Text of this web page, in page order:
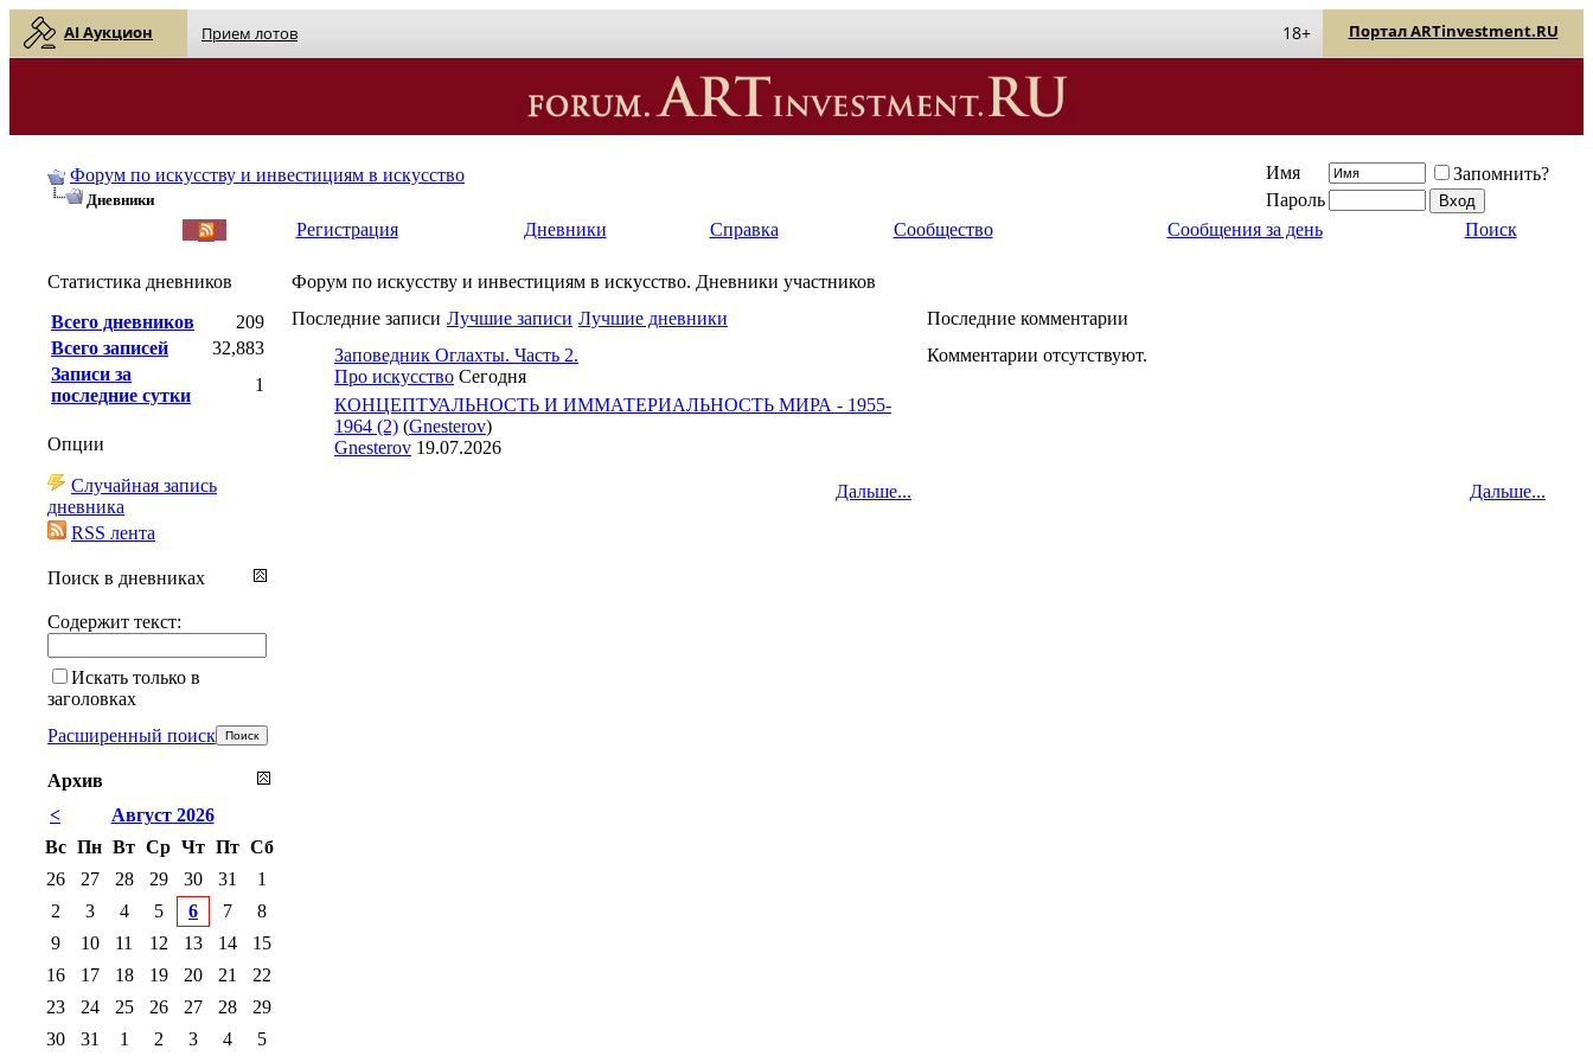
AI Аукцион Прием лотов Портал ARTinvestment.RU
18+
Форум по искусству и инвестициям в искусство
Дневники
Имя
Запомнить?
Пароль
Регистрация Дневники Справка Сообщество Сообщения за день Поиск
Форум по искусству и инвестициям в искусство. Дневники участников
Последние записи Лучшие записи Лучшие дневники
Последние комментарии
Заповедник Оглахты. Часть 2.
Про искусство Сегодня
КОНЦЕПТУАЛЬНОСТЬ И ИММАТЕРИАЛЬНОСТЬ МИРА - 1955-
1964 (2) (Gnesterov)
Gnesterov 19.07.2026
Комментарии отсутствуют.
Дальше... Дальше...
Статистика дневников
Всего дневников
209
Всего записей
32,883
Записи за
последние сутки
1
Опции
Случайная запись
дневника
RSS лента
Поиск в дневниках
Содержит текст:
Искать только в
заголовках
Расширенный поиск
Архив
<
Август 2026
Вс Пн Вт Ср Чт Пт Сб
26
27 28 29 30 31
1
2
3 4 5 6 7
8
9
10 11 12 13 14
15
16
17 18 19 20 21
22
23
24 25 26 27 28
29
30
31 1 2 3 4 5